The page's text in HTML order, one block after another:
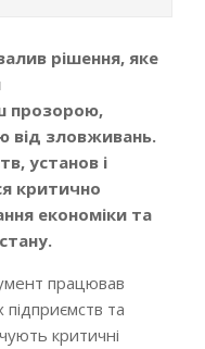
рішення, яке
прозорою,
від зловживань.
установ і
критично
економіки та
працював
підприємств та
критичні